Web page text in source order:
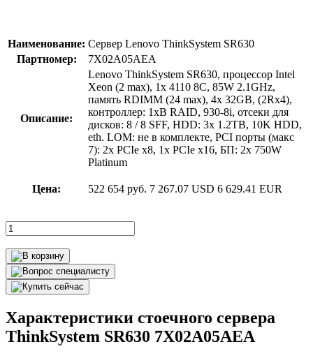
Наименование: Сервер Lenovo ThinkSystem SR630
Партномер:
7X02A05AEA
Описание:
Lenovo ThinkSystem SR630, процессор Intel
Xeon (2 max), 1x 4110 8C, 85W 2.1GHz,
память RDIMM (24 max), 4x 32GB, (2Rx4),
контроллер: 1xВ RAID, 930-8i, отсеки для
дисков: 8 / 8 SFF, HDD: 3x 1.2TB, 10K HDD,
eth. LOM: не в комплекте, PCI порты (макс
7): 2x PCIe x8, 1x PCIe x16, БП: 2x 750W
Platinum
Цена: 522 654 руб. 7 267.07 USD 6 629.41 EUR
Характеристики стоечного сервера
ThinkSystem SR630 7X02A05AEA